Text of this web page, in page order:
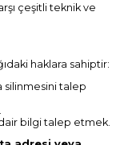
çeşitli teknik ve
haklara sahiptir:
silinmesini talep
dair bilgi talep etmek.